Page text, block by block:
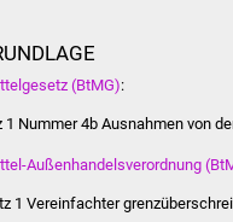
Migration
(BtMG):
1 Nummer 4b Ausnahmen von
Außenhandelsverordnung
1 Vereinfachter